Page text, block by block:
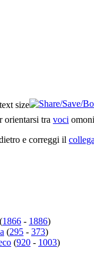
orientarsi tra voci
e correggi il
(1866 - 1886)
(295 - 373)
(920 - 1003)